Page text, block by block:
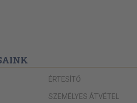
ÉRTESÍTŐ
SZEMÉLYES ÁTVÉTEL